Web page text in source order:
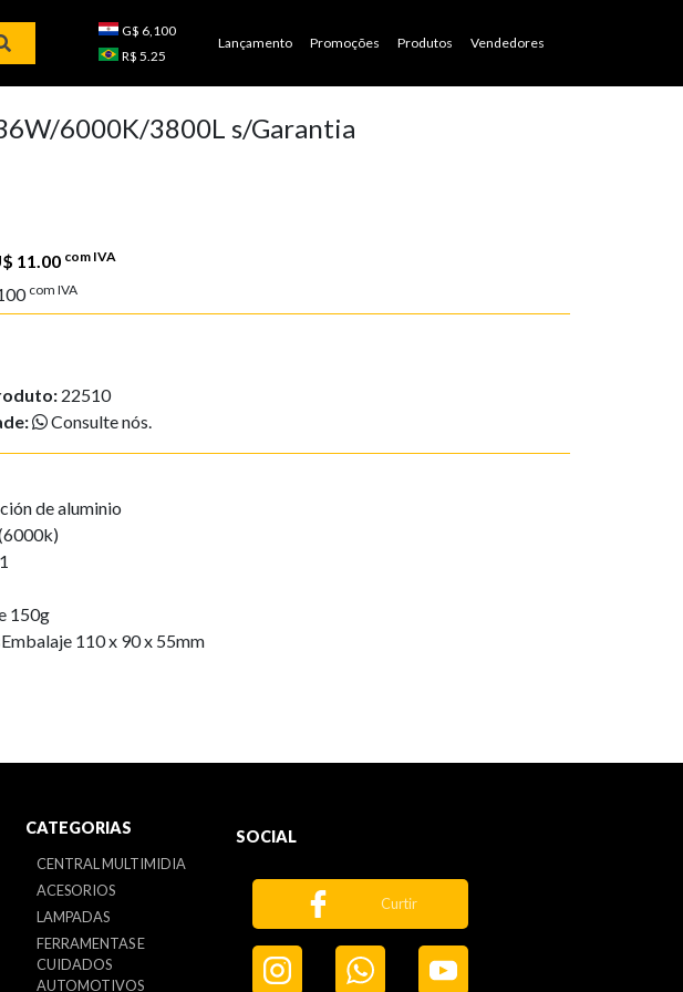
G$ 6,100
R$ 5.25
Lançamento Promoções Produtos Vendedores
6000K/3800L s/Garantia
11.00 com IVA
com IVA
22510
Consulte nós.
de aluminio
150g
Embalaje 110 x 90 x 55mm
CATEGORIAS
CENTRAL MULTIMIDIA
ACESORIOS
LAMPADAS
FERRAMENTAS E
CUIDADOS
AUTOMOTIVOS
SOCIAL
Curtir